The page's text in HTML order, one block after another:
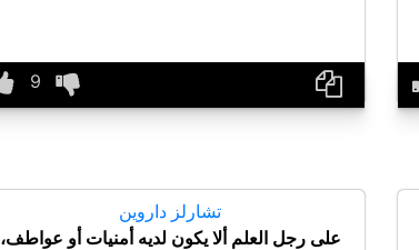
تشارلز داروين
على رجل العلم ألا يكون لديه أمنيات أو عواطف،